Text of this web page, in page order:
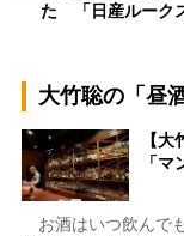
た 「日産ルーク
大竹聡の「昼
【
「
お酒はいつ飲んで